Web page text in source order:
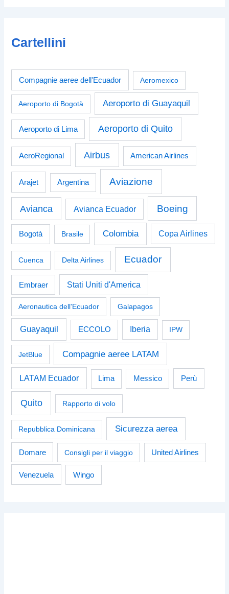
Cartellini
Compagnie aeree dell'Ecuador Aeromexico
Aeroporto di Bogotà Aeroporto di Guayaquil
Aeroporto di Lima Aeroporto di Quito
AeroRegional Airbus American Airlines
Arajet Argentina Aviazione
Avianca Avianca Ecuador Boeing
Bogotà Brasile Colombia Copa Airlines
Cuenca Delta Airlines Ecuador
Embraer Stati Uniti d'America
Aeronautica dell'Ecuador Galapagos
Guayaquil ECCOLO Iberia IPW
JetBlue Compagnie aeree LATAM
LATAM Ecuador Lima Messico Perù
Quito Rapporto di volo
Repubblica Dominicana Sicurezza aerea
Domare Consigli per il viaggio United Airlines
Venezuela Wingo